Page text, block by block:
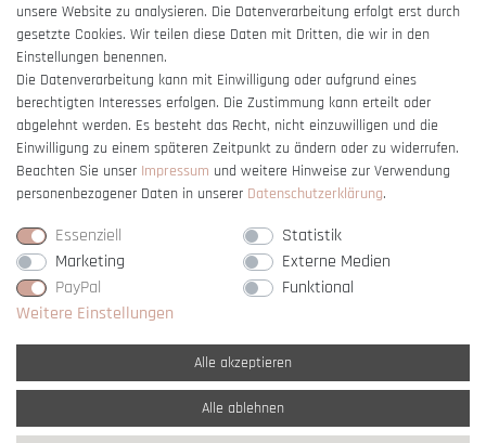
Vertrag widerrufen
* Alle Preise verstehen sich inkl. gesetzl. MwSt. undzzgl. Versandkosten
unsere Website zu analysieren. Die Datenverarbeitung erfolgt erst durch
gesetzte Cookies. Wir teilen diese Daten mit Dritten, die wir in den
Einstellungen benennen.
Die Datenverarbeitung kann mit Einwilligung oder aufgrund eines
berechtigten Interesses erfolgen. Die Zustimmung kann erteilt oder
abgelehnt werden. Es besteht das Recht, nicht einzuwilligen und die
Einwilligung zu einem späteren Zeitpunkt zu ändern oder zu widerrufen.
Beachten Sie unser Impressum und weitere Hinweise zur Verwendung
personenbezogener Daten in unserer Daten­schutz­erklärung.
Essenziell
Statistik
Marketing
Externe Medien
PayPal
Funktional
Weitere Einstellungen
Alle akzeptieren
Alle ablehnen